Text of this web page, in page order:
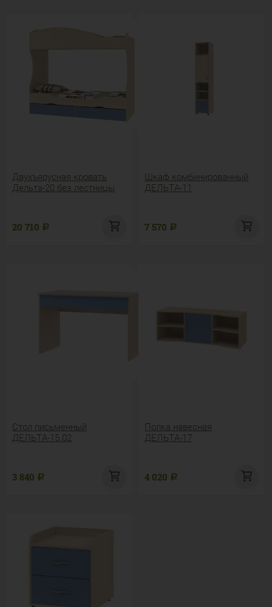
Двухъярусная кровать
Дельта-20 без лестницы
20 710 Р
Шкаф комбинированный
ДЕЛЬТА-11
7 570 Р
Стол письменный
ДЕЛЬТА-15.02
3 840 Р
Полка навесная
ДЕЛЬТА-17
4 020 Р